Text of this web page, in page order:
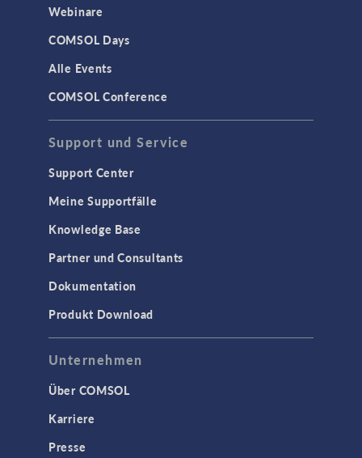
Webinare
COMSOL Days
Alle Events
COMSOL Conference
Support und Service
Support Center
Meine Supportfälle
Knowledge Base
Partner und Consultants
Dokumentation
Produkt Download
Unternehmen
Über COMSOL
Karriere
Presse